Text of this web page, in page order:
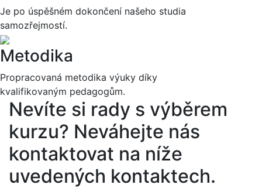
Je po úspěšném dokončení našeho studia
samozřejmostí.
Metodika
Propracovaná metodika výuky díky
kvalifikovaným pedagogům.
Nevíte si rady s výběrem
kurzu? Neváhejte nás
kontaktovat na níže
uvedených kontaktech.